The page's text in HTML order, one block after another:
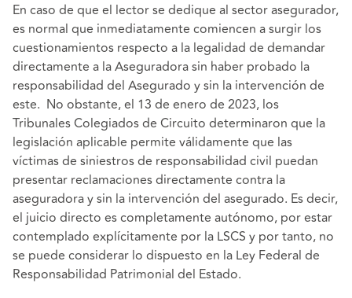
En caso de que el lector se dedique al sector asegurador,
es normal que inmediatamente comiencen a surgir los
cuestionamientos respecto a la legalidad de demandar
directamente a la Aseguradora sin haber probado la
responsabilidad del Asegurado y sin la intervención de
este. No obstante, el 13 de enero de 2023, los
Tribunales Colegiados de Circuito determinaron que la
legislación aplicable permite válidamente que las
víctimas de siniestros de responsabilidad civil puedan
presentar reclamaciones directamente contra la
aseguradora y sin la intervención del asegurado. Es decir,
el juicio directo es completamente autónomo, por estar
contemplado explícitamente por la LSCS y por tanto, no
se puede considerar lo dispuesto en la Ley Federal de
Responsabilidad Patrimonial del Estado.